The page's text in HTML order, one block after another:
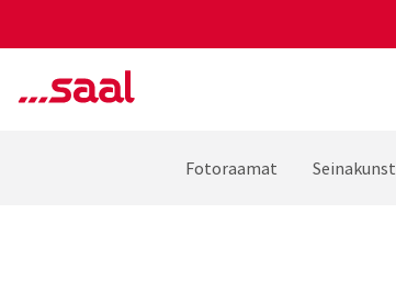
Fotoraamat Seinakunst